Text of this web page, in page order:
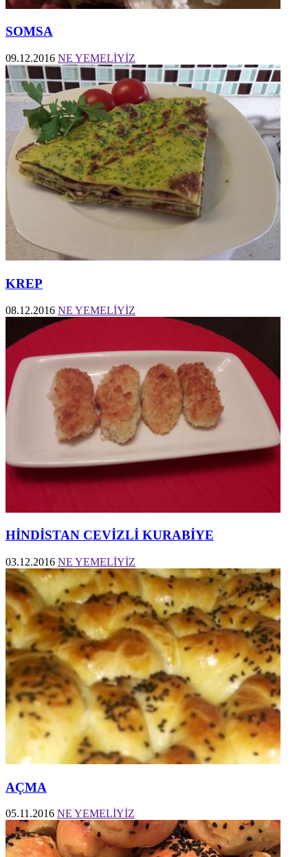
SOMSA
09.12.2016 NE YEMELİYİZ
KREP
08.12.2016 NE YEMELİYİZ
HİNDİSTAN CEVİZLİ KURABİYE
03.12.2016 NE YEMELİYİZ
AÇMA
05.11.2016 NE YEMELİYİZ